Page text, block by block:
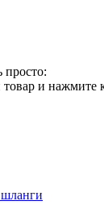
просто:
и нажмите